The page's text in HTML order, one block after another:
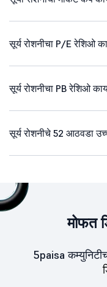
सूर्य रोशनीचा P/E रेशिओ
सूर्य रोशनीचा PB रेशिओ
सूर्य रोशनीचे 52 आठवडा
मोफत
5paisa